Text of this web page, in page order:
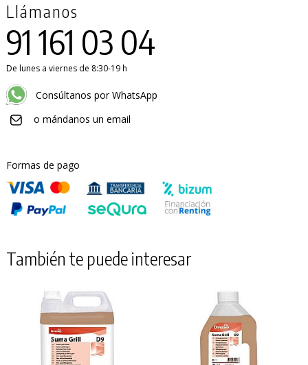
Llámanos
91 161 03 04
De lunes a viernes de 8:30-19 h
Consúltanos por WhatsApp
o mándanos un email
Formas de pago
También te puede interesar